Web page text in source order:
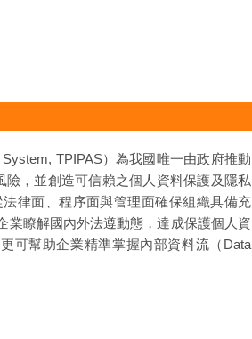
TPIPAS）為我國唯一由政府推動
，並創造可信賴之個人資料保護及隱私
律面、程序面與管理面確保組織具備充
業瞭解國內外法遵動態，達成保護個人資
可幫助企業精準掌握內部資料流（Data